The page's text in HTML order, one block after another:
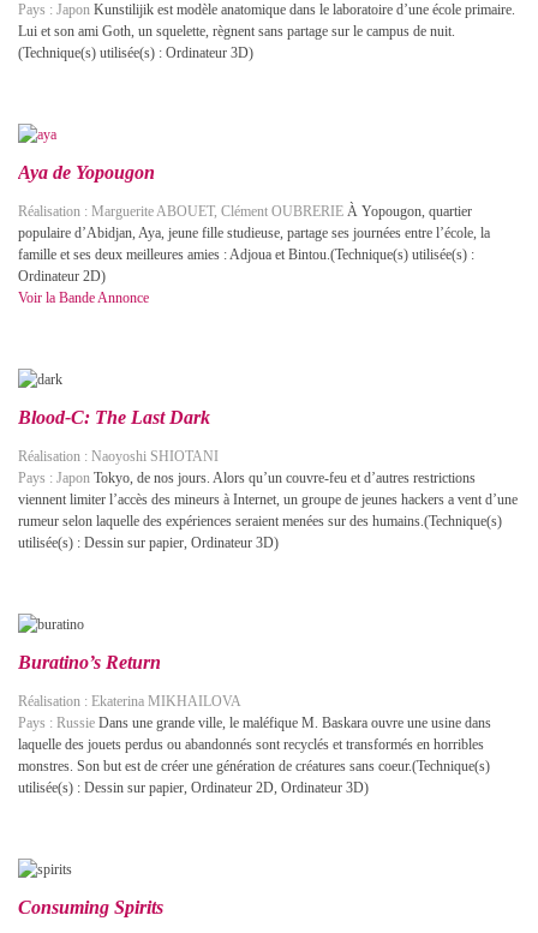
Pays : Japon Kunstilijik est modèle anatomique dans le laboratoire d’une école primaire.
Lui et son ami Goth, un squelette, règnent sans partage sur le campus de nuit.
(Technique(s) utilisée(s) : Ordinateur 3D)
Aya de Yopougon
Réalisation : Marguerite ABOUET, Clément OUBRERIE À Yopougon, quartier
populaire d’Abidjan, Aya, jeune fille studieuse, partage ses journées entre l’école, la
famille et ses deux meilleures amies : Adjoua et Bintou.(Technique(s) utilisée(s) :
Ordinateur 2D)
Voir la Bande Annonce
Blood-C: The Last Dark
Réalisation : Naoyoshi SHIOTANI
Pays : Japon Tokyo, de nos jours. Alors qu’un couvre-feu et d’autres restrictions
viennent limiter l’accès des mineurs à Internet, un groupe de jeunes hackers a vent d’une
rumeur selon laquelle des expériences seraient menées sur des humains.(Technique(s)
utilisée(s) : Dessin sur papier, Ordinateur 3D)
Buratino’s Return
Réalisation : Ekaterina MIKHAILOVA
Pays : Russie Dans une grande ville, le maléfique M. Baskara ouvre une usine dans
laquelle des jouets perdus ou abandonnés sont recyclés et transformés en horribles
monstres. Son but est de créer une génération de créatures sans coeur.(Technique(s)
utilisée(s) : Dessin sur papier, Ordinateur 2D, Ordinateur 3D)
Consuming Spirits